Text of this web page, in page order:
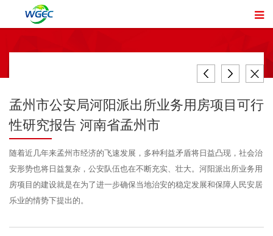
孟州市公安局河阳派出所业务用房项目可行
性研究报告 河南省孟州市
随着近几年来孟州市经济的飞速发展，多种利益矛盾将日益凸现，社会治
安形势也将日益复杂，公安队伍也在不断充实、壮大。河阳派出所业务用
房项目的建设就是在为了进一步确保当地治安的稳定发展和保障人民安居
乐业的情势下提出的。